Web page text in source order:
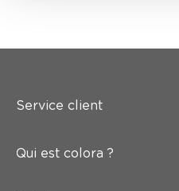
Service client
Qui est colora ?